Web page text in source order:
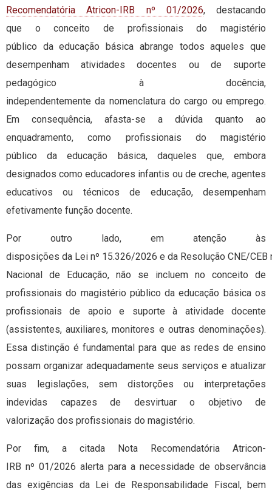
Recomendatória Atricon-IRB nº 01/2026, destacando
que o conceito de profissionais do magistério
público da educação básica abrange todos aqueles que
desempenham atividades docentes ou de suporte
pedagógico à docência,
independentemente da nomenclatura do cargo ou emprego.
Em consequência, afasta-se a dúvida quanto ao
enquadramento, como profissionais do magistério
público da educação básica, daqueles que, embora
designados como educadores infantis ou de creche, agentes
educativos ou técnicos de educação, desempenham
efetivamente função docente.
Por outro lado, em atenção às
disposições da Lei nº 15.326/2026 e da Resolução CNE/CEB
Nacional de Educação, não se incluem no conceito de
profissionais do magistério público da educação básica os
profissionais de apoio e suporte à atividade docente
(assistentes, auxiliares, monitores e outras denominações).
Essa distinção é fundamental para que as redes de ensino
possam organizar adequadamente seus serviços e atualizar
suas legislações, sem distorções ou interpretações
indevidas capazes de desvirtuar o objetivo de
valorização dos profissionais do magistério.
Por fim, a citada Nota Recomendatória Atricon-
IRB nº 01/2026 alerta para a necessidade de observância
das exigências da Lei de Responsabilidade Fiscal, bem